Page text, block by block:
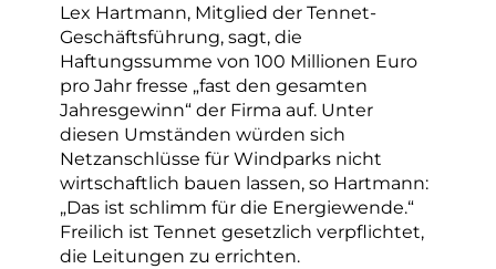
Lex Hartmann, Mitglied der Tennet-
Geschäftsführung, sagt, die
Haftungssumme von 100 Millionen Euro
pro Jahr fresse „fast den gesamten
Jahresgewinn“ der Firma auf. Unter
diesen Umständen würden sich
Netzanschlüsse für Windparks nicht
wirtschaftlich bauen lassen, so Hartmann:
„Das ist schlimm für die Energiewende.“
Freilich ist Tennet gesetzlich verpflichtet,
die Leitungen zu errichten.